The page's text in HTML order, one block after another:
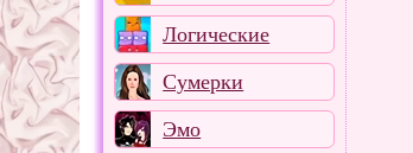
Логические
Сумерки
Эмо